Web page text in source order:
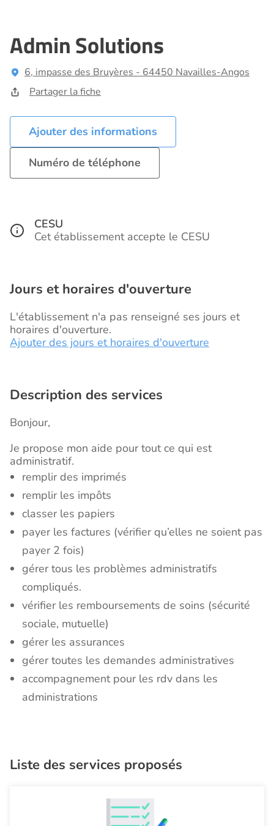
Admin Solutions
6, impasse des Bruyères - 64450 Navailles-Angos
Partager la fiche
Ajouter des informations
Numéro de téléphone
CESU
Cet établissement accepte le CESU
Jours et horaires d'ouverture
L'établissement n'a pas renseigné ses jours et
horaires d'ouverture.
Ajouter des jours et horaires d'ouverture
Description des services
Bonjour,
Je propose mon aide pour tout ce qui est
administratif.
remplir des imprimés
remplir les impôts
classer les papiers
payer les factures (vérifier qu’elles ne soient pas
payer 2 fois)
gérer tous les problèmes administratifs
compliqués.
vérifier les remboursements de soins (sécurité
sociale, mutuelle)
gérer les assurances
gérer toutes les demandes administratives
accompagnement pour les rdv dans les
administrations
Liste des services proposés